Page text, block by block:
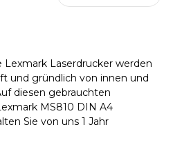
Lexmark Laserdrucker werden
und gründlich von innen und
diesen gebrauchten
MS810 DIN A4
Sie von uns 1 Jahr